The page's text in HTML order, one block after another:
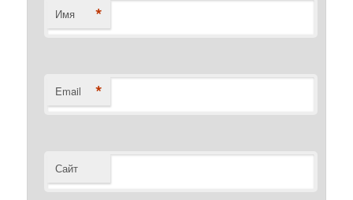
Имя *
Email *
Сайт